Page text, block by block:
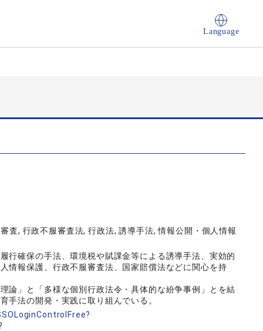
Language
査, 行政不服審査法, 行政法, 誘導手法, 情報公開・個人情報
行確保の手法、環境税や賦課金等による誘導手法、実効的
情報保護、行政不服審査法、国家賠償法などに関心を持
論」と「多様な個別行政法令・具体的な紛争事例」とを結
手法の開発・実践に取り組んでいる。